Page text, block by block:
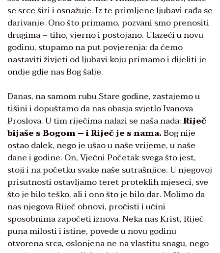
se srce širi i osnažuje. Iz te primljene ljubavi rađa se
darivanje. Ono što primamo, pozvani smo prenositi
drugima – tiho, vjerno i postojano. Ulazeći u novu
godinu, stupamo na put povjerenja: da ćemo
nastaviti živjeti od ljubavi koju primamo i dijeliti je
ondje gdje nas Bog šalje.
Danas, na samom rubu Stare godine, zastajemo u
tišini i dopuštamo da nas obasja svjetlo Ivanova
Proslova. U tim riječima nalazi se naša nada:Riječ
bijaše s Bogom – i Riječ je s nama.Bog nije
ostao dalek, nego je ušao u naše vrijeme, u naše
dane i godine. On, Vječni Početak svega što jest,
stoji i na početku svake naše sutrašnjice. U njegovoj
prisutnosti ostavljamo teret proteklih mjeseci, sve
što je bilo teško, ali i ono što je bilo dar. Molimo da
nas njegova Riječ obnovi, pročisti i učini
sposobnima započeti iznova. Neka nas Krist, Riječ
puna milosti i istine, povede u novu godinu
otvorena srca, oslonjena ne na vlastitu snagu, nego